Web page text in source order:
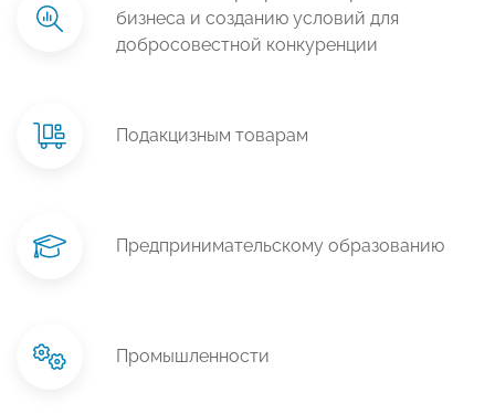
бизнеса и созданию условий для
добросовестной конкуренции
Подакцизным товарам
Предпринимательскому образованию
Промышленности